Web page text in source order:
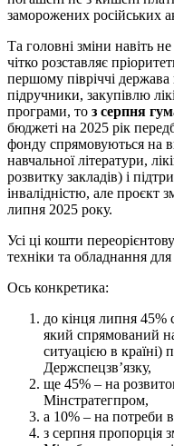
заморожених російських
Та головні зміни навіть
чітко розставляє
першому півріччі
підручники, закупівлю
програми, то з серпня
бюджеті на 2025 рік
фонду спрямовуються на
навчальної літератури,
розвитку закладів) і
інвалідністю, але проєкт
липня 2025 року.
Усі ці кошти
техніки та обладнання для
Ось конкретика:
до кінця липня 45%
який спрямований
ситуацією в країні)
Держспецзв’язку,
ще 45% – на
Мінстратегпром,
а 10% – на потреби
з серпня пропорція